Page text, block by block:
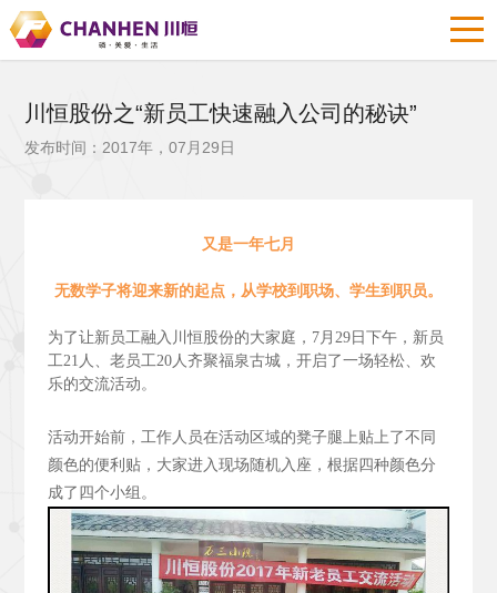
川恒股份之“新员工快速融入公司的秘诀”
发布时间：2017年，07月29日
又是一年七月
无数学子将迎来新的起点，从学校到职场、学生到职员。
为了让新员工融入川恒股份的大家庭，7月29日下午，新员
工21人、老员工20人齐聚福泉古城，开启了一场轻松、欢
乐的交流活动。
活动开始前，工作人员在活动区域的凳子腿上贴上了不同
颜色的便利贴，大家进入现场随机入座，根据四种颜色分
成了四个小组。